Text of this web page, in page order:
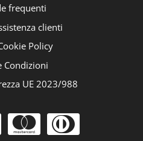
frequenti
clienti
Policy
Condizioni
UE 2023/988